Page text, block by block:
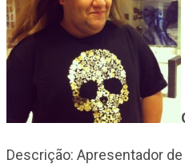
Descrição: Apresentador